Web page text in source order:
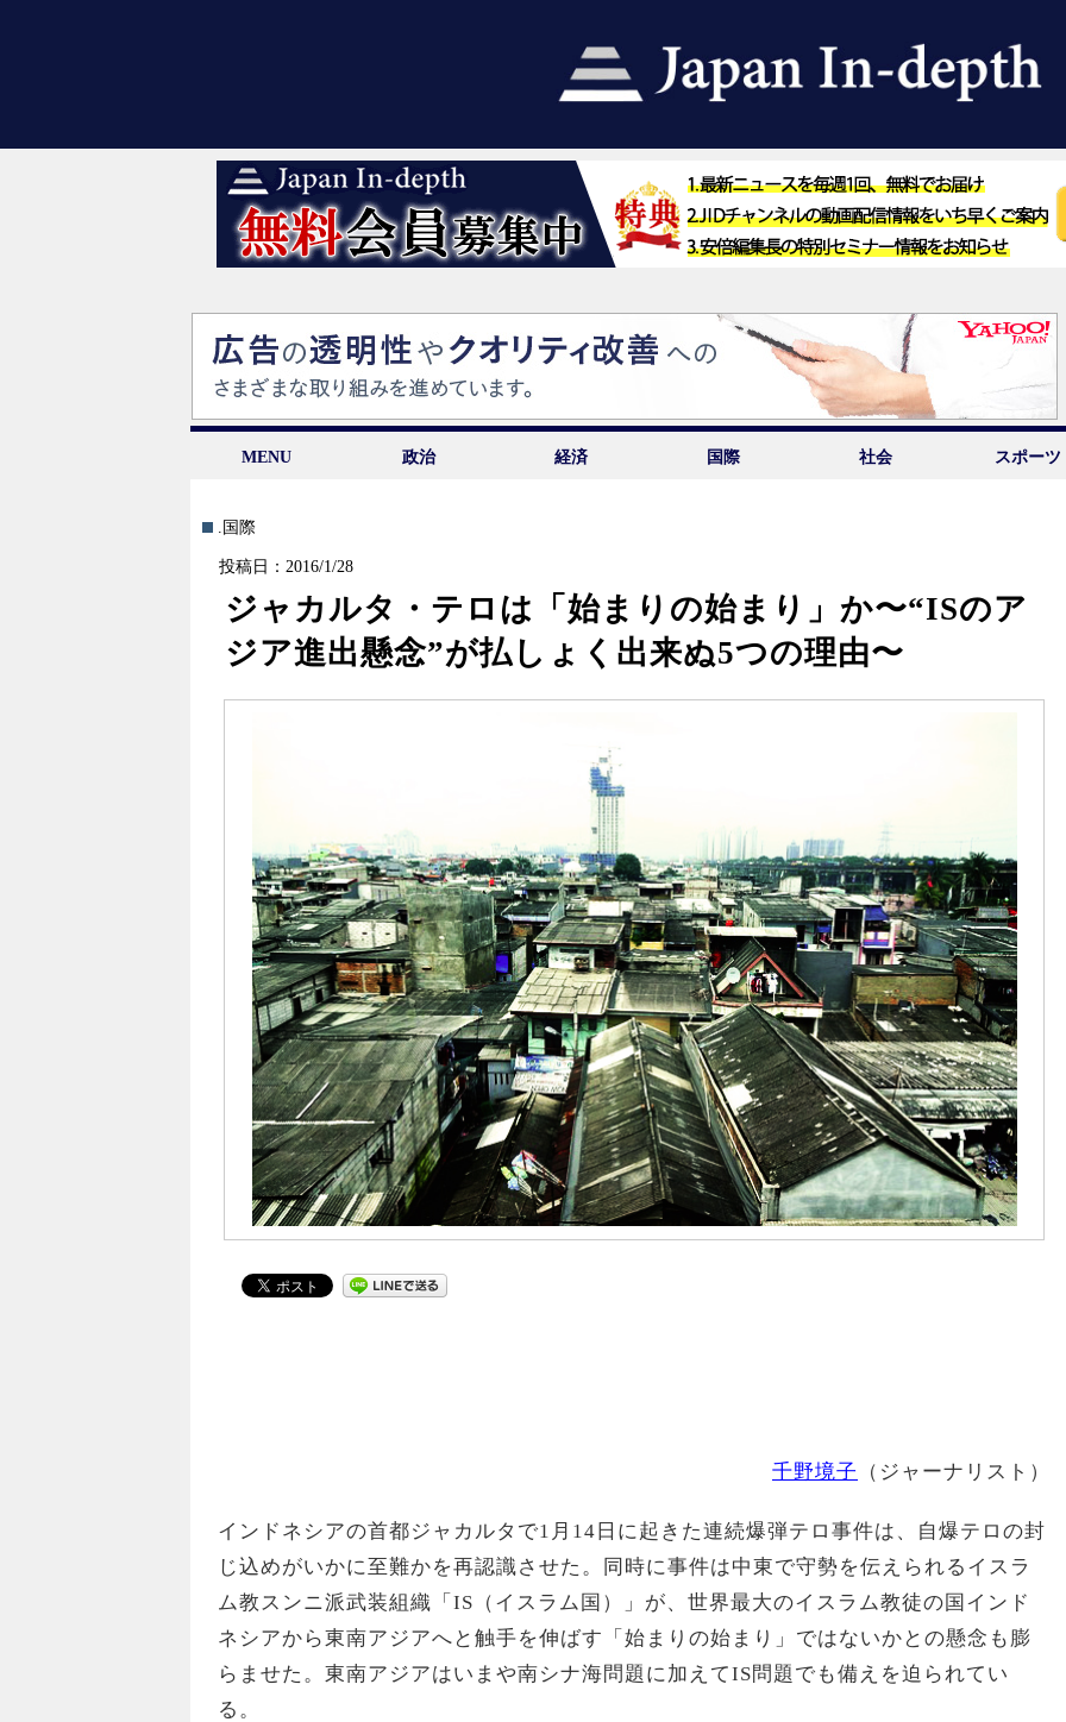
MENU 政治 経済 国際 社会 スポーツ
.国際
投稿日：2016/1/28
ジャカルタ・テロは「始まりの始まり」か〜“ISのア
ジア進出懸念”が払しょく出来ぬ5つの理由〜
千野境子 （ジャーナリスト）
インドネシアの首都ジャカルタで1月14日に起きた連続爆弾テロ事件は、自爆テロの封
じ込めがいかに至難かを再認識させた。同時に事件は中東で守勢を伝えられるイスラ
ム教スンニ派武装組織「IS（イスラム国）」が、世界最大のイスラム教徒の国インド
ネシアから東南アジアへと触手を伸ばす「始まりの始まり」ではないかとの懸念も膨
らませた。東南アジアはいまや南シナ海問題に加えてIS問題でも備えを迫られてい
る。